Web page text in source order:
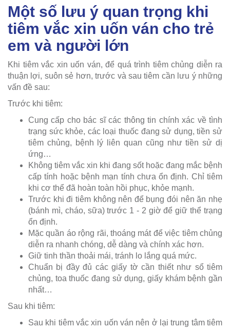
Một số lưu ý quan trọng khi
tiêm vắc xin uốn ván cho trẻ
em và người lớn
Khi tiêm vắc xin uốn ván, để quá trình tiêm chủng diễn ra
thuận lợi, suôn sẻ hơn, trước và sau tiêm cần lưu ý những
vấn đề sau:
Trước khi tiêm:
Cung cấp cho bác sĩ các thông tin chính xác về tình
trạng sức khỏe, các loại thuốc đang sử dụng, tiền sử
tiêm chủng, bệnh lý liên quan cũng như tiền sử dị
ứng…
Không tiêm vắc xin khi đang sốt hoặc đang mắc bệnh
cấp tính hoặc bệnh mạn tính chưa ổn định. Chỉ tiêm
khi cơ thể đã hoàn toàn hồi phục, khỏe mạnh.
Trước khi đi tiêm không nên để bụng đói nên ăn nhẹ
(bánh mì, cháo, sữa) trước 1 - 2 giờ để giữ thể trạng
ổn định.
Mặc quần áo rộng rãi, thoáng mát để việc tiêm chủng
diễn ra nhanh chóng, dễ dàng và chính xác hơn.
Giữ tinh thần thoải mái, tránh lo lắng quá mức.
Chuẩn bị đầy đủ các giấy tờ cần thiết như sổ tiêm
chủng, toa thuốc đang sử dụng, giấy khám bệnh gần
nhất…
Sau khi tiêm:
Sau khi tiêm vắc xin uốn ván nên ở lại trung tâm tiêm